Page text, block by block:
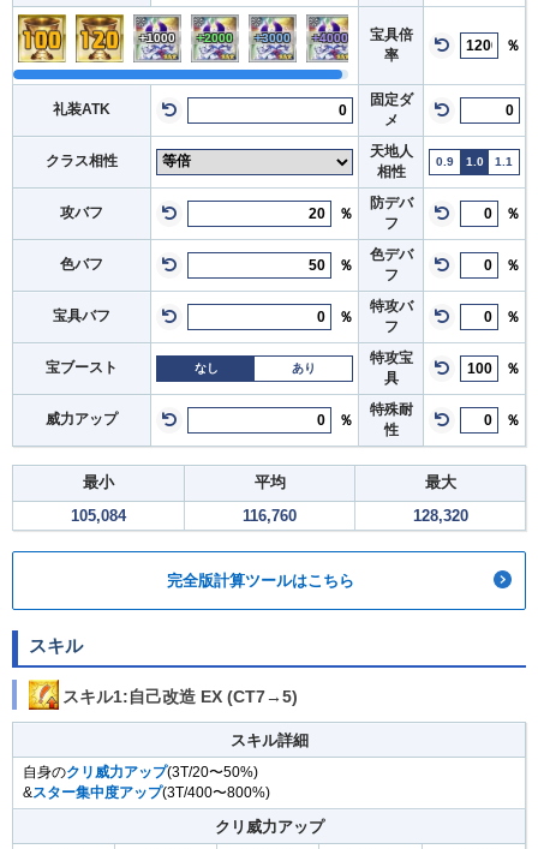
+1000 +2000 +3000 +4000
宝具倍
率
％
礼装ATK
固定ダ
メ
クラス相性
天地人
相性
0.9 1.0 1.1
攻バフ ％
防デバ
フ
％
色バフ ％
色デバ
フ
％
宝具バフ ％
特攻バ
フ
％
宝ブースト なし あり
特攻宝
具
％
威力アップ ％
特殊耐
性
％
最小 平均
最大
105,084
116,760 128,320
完全版計算ツールはこちら
スキル
スキル1:自己改造 EX (CT7→5)
スキル詳細
自身のクリ威力アップ(3T/20〜50%)
&スター集中度アップ(3T/400〜800%)
クリ威力アップ